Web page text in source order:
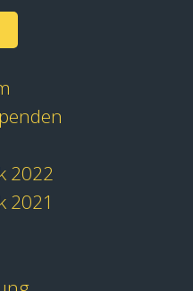
2022
2021